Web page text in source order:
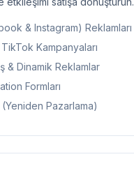
& Instagram) Reklamları
Kampanyaları
& Dinamik Reklamlar
Formları
Pazarlama)